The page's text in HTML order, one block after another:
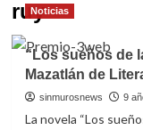
ruyNoticias
“Los sueños de
Mazatlán de
sinmurosnews 9
La novela “Los